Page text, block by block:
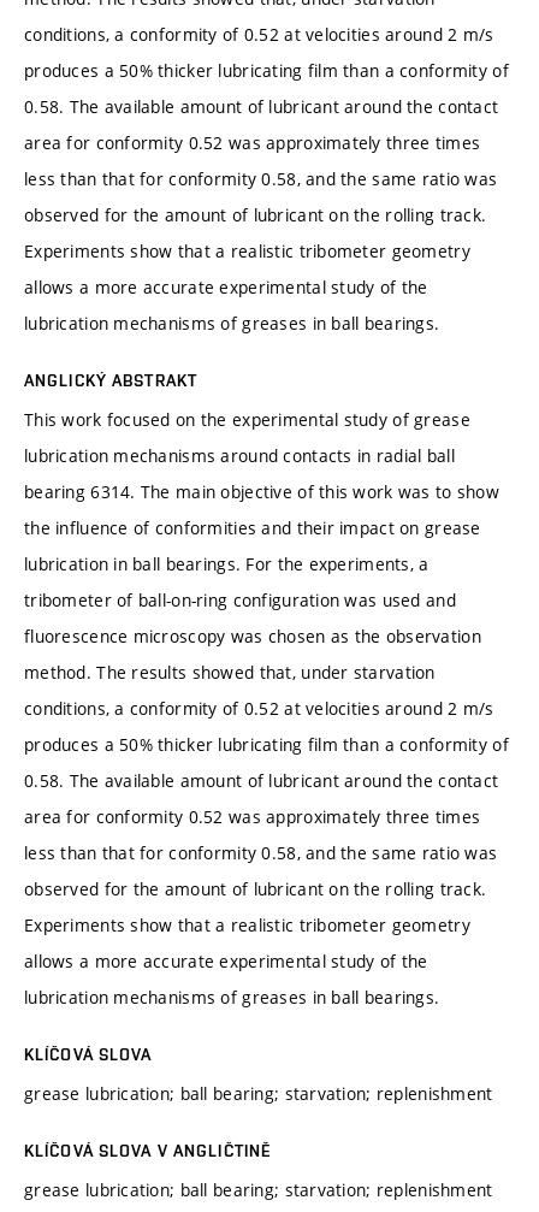
conditions, a conformity of 0.52 at velocities around 2 m/s
produces a 50% thicker lubricating film than a conformity of
0.58. The available amount of lubricant around the contact
area for conformity 0.52 was approximately three times
less than that for conformity 0.58, and the same ratio was
observed for the amount of lubricant on the rolling track.
Experiments show that a realistic tribometer geometry
allows a more accurate experimental study of the
lubrication mechanisms of greases in ball bearings.
ANGLICKÝ ABSTRAKT
This work focused on the experimental study of grease
lubrication mechanisms around contacts in radial ball
bearing 6314. The main objective of this work was to show
the influence of conformities and their impact on grease
lubrication in ball bearings. For the experiments, a
tribometer of ball-on-ring configuration was used and
fluorescence microscopy was chosen as the observation
method. The results showed that, under starvation
conditions, a conformity of 0.52 at velocities around 2 m/s
produces a 50% thicker lubricating film than a conformity of
0.58. The available amount of lubricant around the contact
area for conformity 0.52 was approximately three times
less than that for conformity 0.58, and the same ratio was
observed for the amount of lubricant on the rolling track.
Experiments show that a realistic tribometer geometry
allows a more accurate experimental study of the
lubrication mechanisms of greases in ball bearings.
KLÍČOVÁ SLOVA
grease lubrication; ball bearing; starvation; replenishment
KLÍČOVÁ SLOVA V ANGLIČTINĚ
grease lubrication; ball bearing; starvation; replenishment